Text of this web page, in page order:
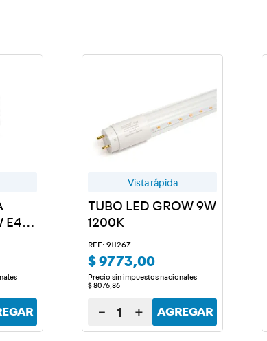
E40
Vista rápida
TUBO LED GROW 9W
1200K
REF: 911267
$9773,00
Precio sin impuestos nacionales
$8076,86
＋
－ AGREGAR